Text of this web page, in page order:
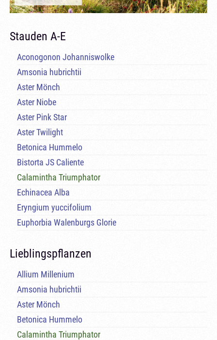
Stauden A-E
Aconogonon Johanniswolke
Amsonia hubrichtii
Aster Mönch
Aster Niobe
Aster Pink Star
Aster Twilight
Betonica Hummelo
Bistorta JS Caliente
Calamintha Triumphator
Echinacea Alba
Eryngium yuccifolium
Euphorbia Walenburgs Glorie
Lieblingspflanzen
Allium Millenium
Amsonia hubrichtii
Aster Mönch
Betonica Hummelo
Calamintha Triumphator